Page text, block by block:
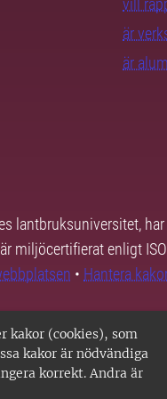
kakor (cookies), som
kakor är nödvändiga
korrekt. Andra är
vill
är
är
lantbruksuniversitet,
miljöcertifierat enligt
• Hantera